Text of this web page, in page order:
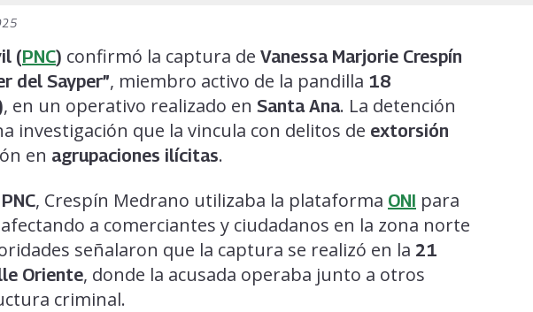
(PNC) confirmó la captura de Vanessa Marjorie Crespín
del Sayper”, miembro activo de la pandilla 18
, en un operativo realizado en Santa Ana. La detención
investigación que la vincula con delitos de extorsión
en agrupaciones ilícitas.
PNC, Crespín Medrano utilizaba la plataforma ONI para
a comerciantes y ciudadanos en la zona norte
señalaron que la captura se realizó en la 21
Oriente, donde la acusada operaba junto a otros
criminal.